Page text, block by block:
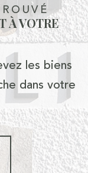
À VOTRE
les biens
dans votre